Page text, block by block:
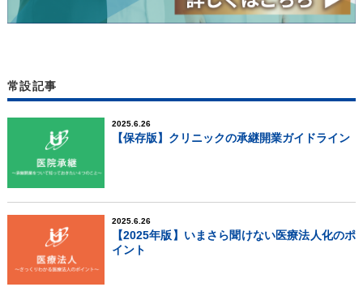
常設記事
2025.6.26
【保存版】クリニックの承継開業ガイドライン
2025.6.26
【2025年版】いまさら聞けない医療法人化のポ
イント